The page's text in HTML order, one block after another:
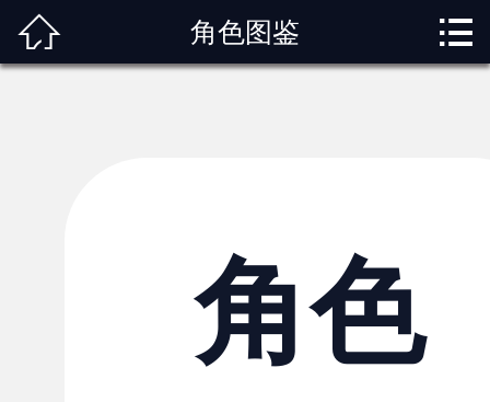
角色图鉴
内容服务
 角色图鉴 
角色